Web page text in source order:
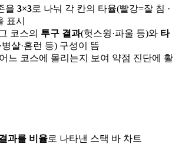
을 3×3로 나눠 각 칸의 타율(빨강=잘 침 ·
표시
코스의 투구 결과(헛스윙·파울 등)와 타
병살·홈런 등) 구성이 뜸
느 코스에 몰리는지 보여 약점 진단에 활
과를 비율로 나타낸 스택 바 차트